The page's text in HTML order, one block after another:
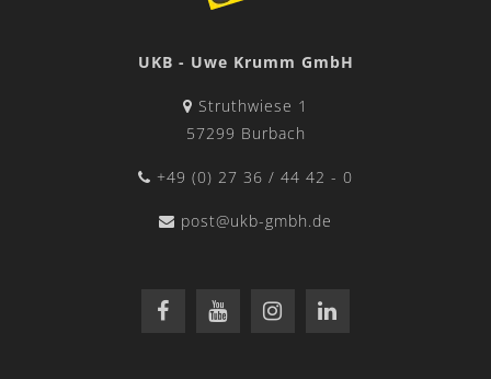
UKB - Uwe Krumm GmbH
Struthwiese 1
57299 Burbach
+49 (0) 27 36 / 44 42 - 0
post@ukb-gmbh.de